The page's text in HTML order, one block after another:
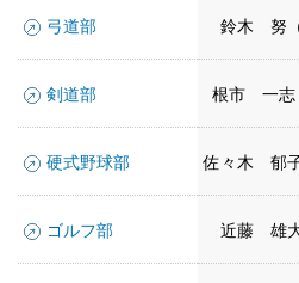
弓道部 鈴木 努（
剣道部 根市 一志
硬式野球部 佐々木 郁子
ゴルフ部 近藤 雄大